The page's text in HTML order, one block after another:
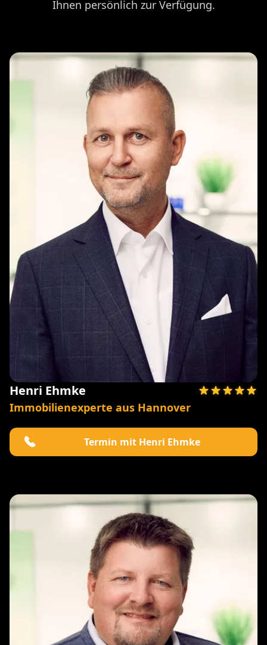
Ihnen persönlich zur Verfügung.
Henri Ehmke
Immobilienexperte aus Hannover
Termin mit Henri Ehmke